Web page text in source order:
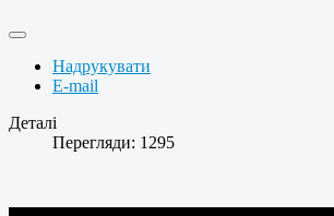
Надрукувати
E-mail
Деталі
Перегляди: 1295